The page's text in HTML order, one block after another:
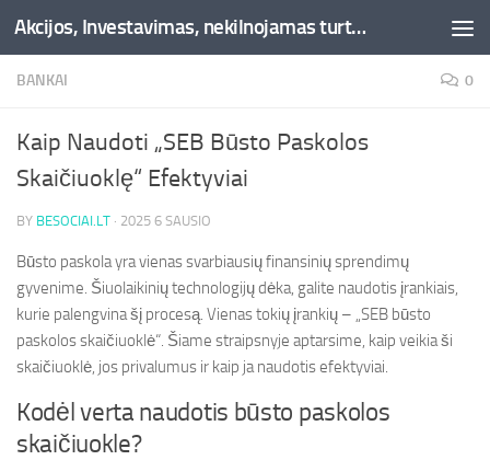
Skip to content Akcijos, Investavimas, nekilnojamas turtas, kriptovaliutos - Besociai.lt
BANKAI 0
Kaip Naudoti „SEB Būsto Paskolos
Skaičiuoklę“ Efektyviai
BY BESOCIAI.LT · 2025 6 SAUSIO
Būsto paskola yra vienas svarbiausių finansinių sprendimų
gyvenime. Šiuolaikinių technologijų dėka, galite naudotis įrankiais,
kurie palengvina šį procesą. Vienas tokių įrankių – „SEB būsto
paskolos skaičiuoklė“. Šiame straipsnyje aptarsime, kaip veikia ši
skaičiuoklė, jos privalumus ir kaip ja naudotis efektyviai.
Kodėl verta naudotis būsto paskolos
skaičiuokle?